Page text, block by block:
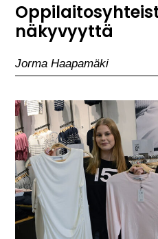
näkyvyyttä
Jorma Haapamäki